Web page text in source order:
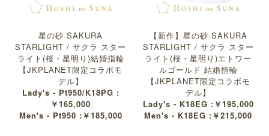
星の砂 SAKURA
STARLIGHT / サクラ スター
ライト(桜・星明り)結婚指輪
【JKPLANET限定コラボモ
デル】
Lady's - Pt950/K18PG :
￥165,000
Men's - Pt950 :￥185,000
【新作】星の砂 SAKURA
STARLIGHT / サクラ スター
ライト(桜・星明り)エトワー
ルゴールド 結婚指輪
【JKPLANET限定コラボモ
デル】
Lady's - K18EG :￥195,000
Men's - K18EG :￥215,000